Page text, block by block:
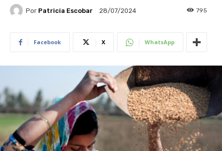
Por Patricia Escobar 28/07/2024 795
Facebook X WhatsApp